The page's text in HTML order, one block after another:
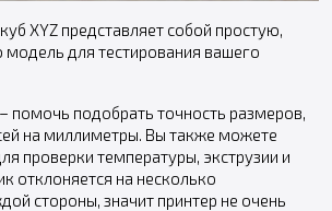
XYZ представляет собой простую,
для тестирования вашего
помочь подобрать точность размеров,
на миллиметры. Вы также можете
проверки температуры, экструзии и
отклоняется на несколько
стороны, значит принтер не очень